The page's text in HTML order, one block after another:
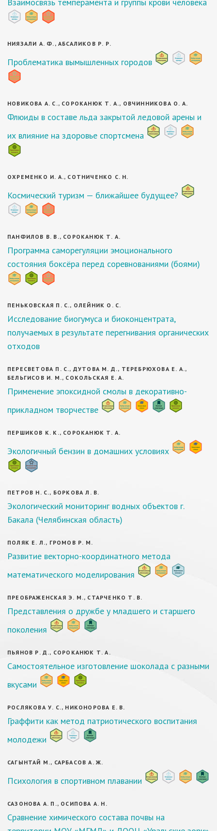
НИЯЗАЛИ А. Ф., АБСАЛИКОВ Р. Р.
Проблематика вымышленных городов
НОВИКОВА А. С., СОРОКАНЮК Т. А., ОВЧИННИКОВА О. А.
Флюиды в составе льда закрытой ледовой арены и
их влияние на здоровье спортсмена
ОХРЕМЕНКО И. А., СОТНИЧЕНКО С. Н.
Космический туризм — ближайшее будущее?
ПАНФИЛОВ В. В., СОРОКАНЮК Т. А.
Программа саморегуляции эмоционального
состояния боксёра перед соревнованиями (боями)
ПЕНЬКОВСКАЯ П. С., ОЛЕЙНИК О. С.
Исследование биогумуса и биоконцентрата,
получаемых в результате перегнивания органических
отходов
ПЕРЕСВЕТОВА П. С., ДУТОВА М. Д., ТЕРЕБРЮХОВА Е. А.,
БЕЛЬГИСОВ И. М., СОКОЛЬСКАЯ Е. А.
Применение эпоксидной смолы в декоративно-
прикладном творчестве
ПЕРШИКОВ К. К., СОРОКАНЮК Т. А.
Экологичный бензин в домашних условиях
ПЕТРОВ Н. С., БОРКОВА Л. В.
Экологический мониторинг водных объектов г.
Бакала (Челябинская область)
ПОЛЯК Е. Л., ГРОМОВ Р. М.
Развитие векторно-координатного метода
математического моделирования
ПРЕОБРАЖЕНСКАЯ Э. М., СТАРЧЕНКО Т. В.
Представления о дружбе у младшего и старшего
поколения
ПЬЯНОВ Р. Д., СОРОКАНЮК Т. А.
Самостоятельное изготовление шоколада с разными
вкусами
РОСЛЯКОВА У. С., НИКОНОРОВА Е. В.
Граффити как метод патриотического воспитания
молодежи
САГЫНТАЙ М., САРБАСОВ А. Ж.
Психология в спортивном плавании
САЗОНОВА А. П., ОСИПОВА А. Н.
Сравнение химического состава почвы на